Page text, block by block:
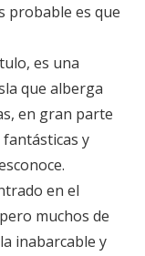
probable es que
es una
que alberga
en gran parte
y
en el
muchos de
inabarcable y